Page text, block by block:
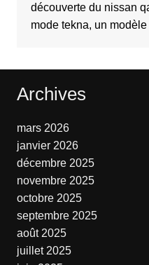
découverte du nissan
mode tekna, un
Archives
mars 2026
janvier 2026
décembre 2025
novembre 2025
octobre 2025
septembre 2025
août 2025
juillet 2025